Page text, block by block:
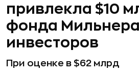
привлекла $10
фонда Мильнера
инвесторов
При оценке в $62 млрд